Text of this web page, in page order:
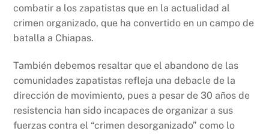
combatir a los zapatistas que en la actualidad al
crimen organizado, que ha convertido en un campo de
batalla a Chiapas.
También debemos resaltar que el abandono de las
comunidades zapatistas refleja una debacle de la
dirección de movimiento, pues a pesar de 30 años de
resistencia han sido incapaces de organizar a sus
fuerzas contra el “crimen desorganizado” como lo